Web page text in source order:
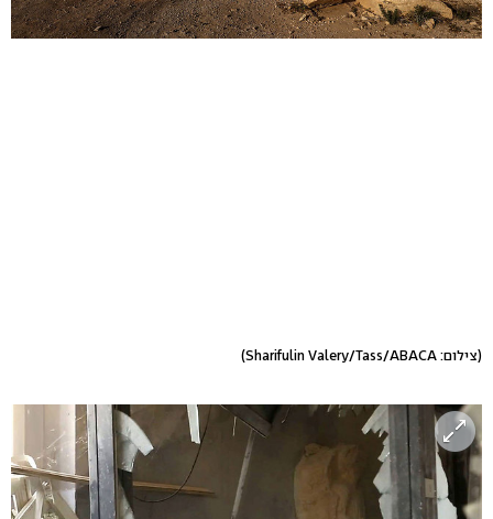
(צילום: Sharifulin Valery/Tass/ABACA)